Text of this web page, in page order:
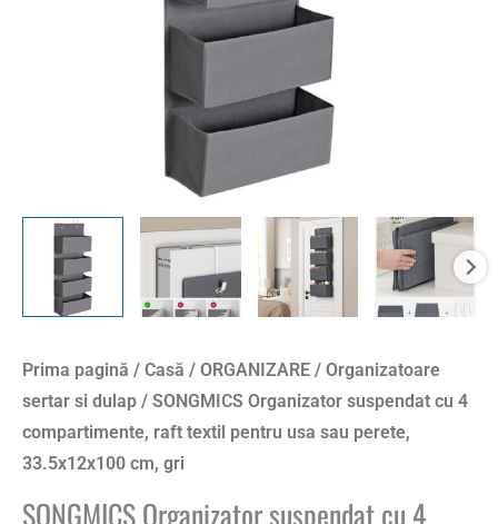
Prima pagină / Casă / ORGANIZARE / Organizatoare
sertar si dulap / SONGMICS Organizator suspendat cu 4
compartimente, raft textil pentru usa sau perete,
33.5x12x100 cm, gri
SONGMICS Organizator suspendat cu 4